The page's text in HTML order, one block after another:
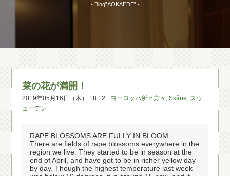
- Blog”AOKAEDE” -
菜の花が満開！
2019年05月16日（木） 18:12 ヨーロッパ所々方々 ,Skåne, スウ
ェーデン
RAPE BLOSSOMS ARE FULLY IN BLOOM
There are fields of rape blossoms everywhere in the
region we live. They started to be in season at the
end of April, and have got to be in richer yellow day
by day. Though the highest temperature last week